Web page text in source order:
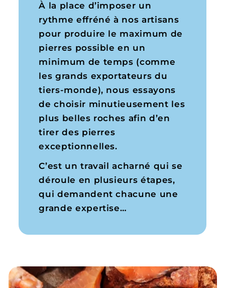
À la place d’imposer un
rythme effréné à nos artisans
pour produire le maximum de
pierres possible en un
minimum de temps (comme
les grands exportateurs du
tiers-monde), nous essayons
de choisir minutieusement les
plus belles roches afin d’en
tirer des pierres
exceptionnelles.
C’est un travail acharné qui se
déroule en plusieurs étapes,
qui demandent chacune une
grande expertise…